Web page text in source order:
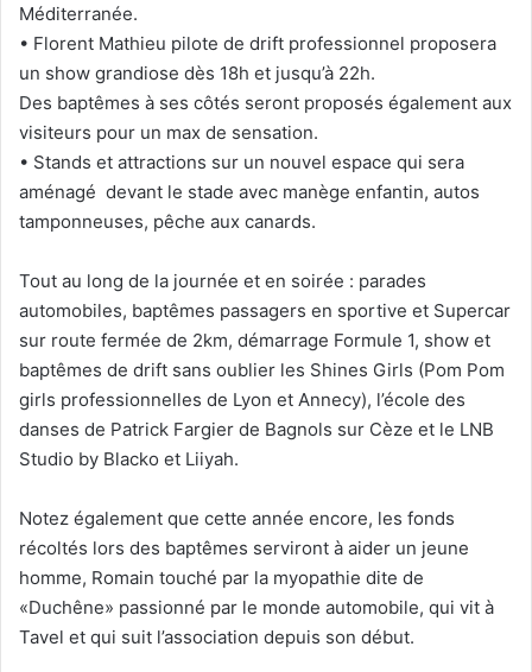
Méditerranée.
• Florent Mathieu pilote de drift professionnel proposera
un show grandiose dès 18h et jusqu’à 22h.
Des baptêmes à ses côtés seront proposés également aux
visiteurs pour un max de sensation.
• Stands et attractions sur un nouvel espace qui sera
aménagé devant le stade avec manège enfantin, autos
tamponneuses, pêche aux canards.
Tout au long de la journée et en soirée : parades
automobiles, baptêmes passagers en sportive et Supercar
sur route fermée de 2km, démarrage Formule 1, show et
baptêmes de drift sans oublier les Shines Girls (Pom Pom
girls professionnelles de Lyon et Annecy), l’école des
danses de Patrick Fargier de Bagnols sur Cèze et le LNB
Studio by Blacko et Liiyah.
Notez également que cette année encore, les fonds
récoltés lors des baptêmes serviront à aider un jeune
homme, Romain touché par la myopathie dite de
«Duchêne» passionné par le monde automobile, qui vit à
Tavel et qui suit l’association depuis son début.